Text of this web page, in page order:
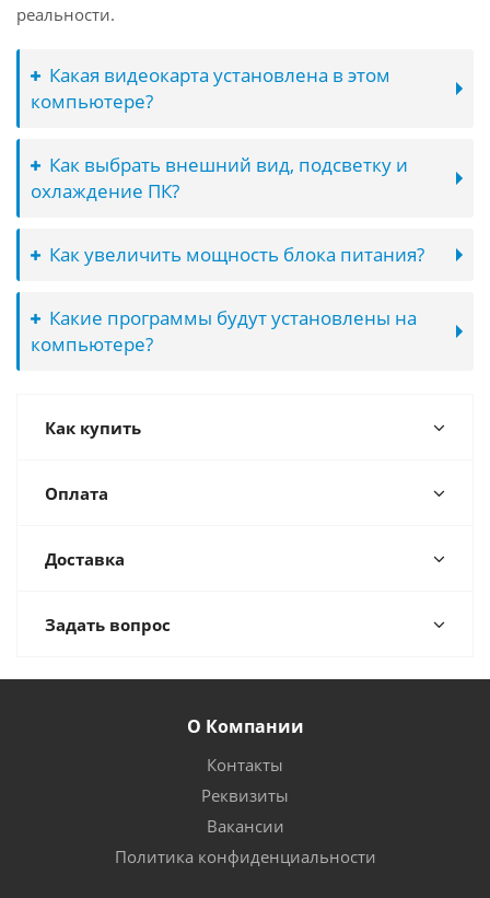
реальности.
Какая видеокарта установлена в этом
компьютере?
Как выбрать внешний вид, подсветку и
охлаждение ПК?
Как увеличить мощность блока питания?
Какие программы будут установлены на
компьютере?
Как купить
Оплата
Доставка
Задать вопрос
О Компании
Контакты
Реквизиты
Вакансии
Политика конфиденциальности